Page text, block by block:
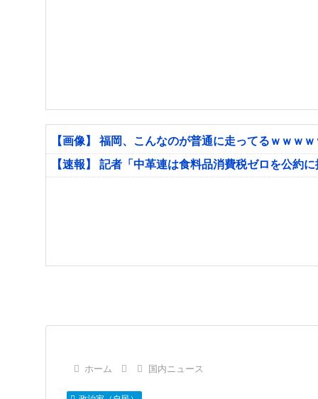
【画像】 福岡、こんなのが普通に走ってるｗｗｗ
【速報】 記者「中革連は食料品消費税ゼロを公約
ホーム 国内ニュース